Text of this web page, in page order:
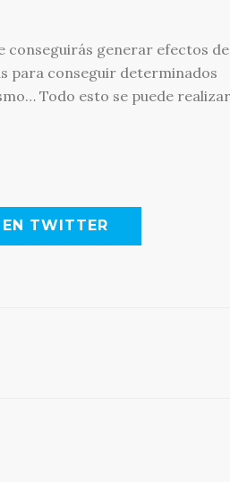
conseguirás generar efectos de
para conseguir determinados
Todo esto se puede realizar
TWITTER